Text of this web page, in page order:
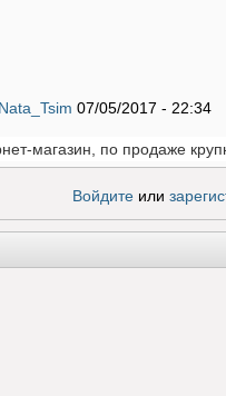
Nata_Tsim 07/05/2017 - 22:34
магазин, по продаже
Войдитеили